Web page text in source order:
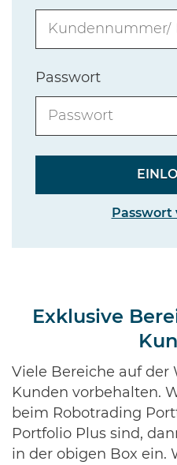
Passwort
Passwort
Exklusive
Viele Bereiche auf der
Kunden vorbehalten.
beim Robotrading
Portfolio Plus sind,
in der obigen Box ein.